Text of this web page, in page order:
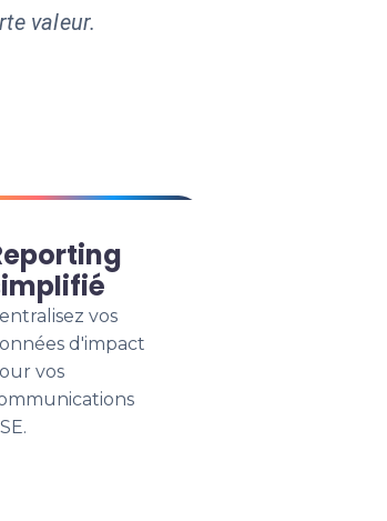
valeur.
vos
d'impact
vos